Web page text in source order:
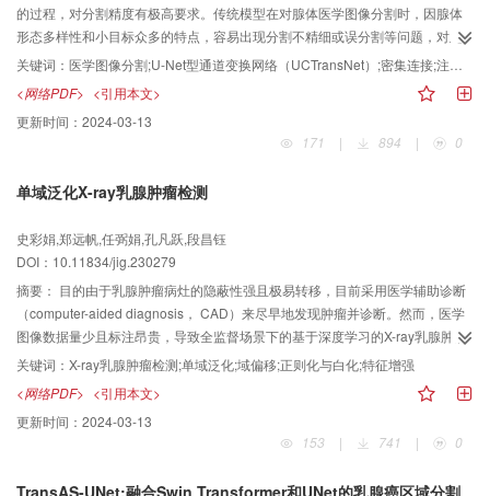
指数（Dice index，DI）均优于对比算法，且FSGNet在GlaS B数据集中效果最
明显，分别提升了1.61%和2.26%，WSGNet在CRAG数据集中较先进算法提升
效果最明显，分别提升了2.63%和2.54%。结论本文所提框架的两种模式均优于
的过程，对分割精度有极高要求。传统模型在对腺体医学图像分割时，因腺体
形态多样性和小目标众多的特点，容易出现分割不精细或误分割等问题，对此
根据腺体医学图像的特点对U-Net型通道变换网络分割模型进行改进，实现对腺
体图像更高精度分割。方法首先在U-Net型通道变换网络的编码器前端加入
ASPP_SE（spatial pyramid pooling_squeeze-and-excitation networks）模块
与ConvBatchNorm模块的组合，在增强编码器提取小目标特征信息能力的同
时，防止模型训练出现过拟合现象。其次在编码器与跳跃连接中嵌入简化后的
（channel cross fusion with Transformer，CCT）中加入细化器，将自注意力
合。简化后的密集连接与CCT结合使用，模型可以达到更好效果。结果改进算
法在公开腺体数据集MoNuSeg（multi-organ nuclei segmentation
challenge）和Glas（gland segmentation）上进行实验。以Dice系数和
IoU（intersection over union）系数为主要指标，在MoNuSeg的结果为
80.55%和67.32%，在Glas数据集的结果为92.23%和86.39%，比原U-Net型通
道变换网络分别提升了0.88%、1.06%和1.53%、2.43%。结论本文提出的改进
要求。
关键词： 医学图像分割;U-Net型通道变换网络（UCTransNet）;密集连接;注意力机制;细化器
<网络PDF> <引用本文>
更新时间： 2024-03-13
171
| 894 | 0
单域泛化X-ray乳腺肿瘤检测
史彩娟,郑远帆,任弼娟,孔凡跃,段昌钰
DOI：10.11834/jig.230279
摘要： 目的由于乳腺肿瘤病灶的隐蔽性强且极易转移，目前采用医学辅助诊断
（computer-aided diagnosis， CAD）来尽早地发现肿瘤并诊断。然而，医学
图像数据量少且标注昂贵，导致全监督场景下的基于深度学习的X-ray乳腺肿瘤
检测方法的性能非常有限，且模型泛化能力弱；此外，噪声产生的域偏移
（domain shift）也降低了不同环境下肿瘤检测的性能。针对上述挑战，提出一
种单域泛化X-ray乳腺肿瘤检测方法。方法提出了一种单域泛化模型（single-
domain generalization model， SDGM）进行X-ray乳腺肿瘤检测，采用
ResNet-50（residual network-50）作为主干特征提取网络，设计了域特征增
关键词： X-ray乳腺肿瘤检测;单域泛化;域偏移;正则化与白化;特征增强
<网络PDF> <引用本文>
更新时间： 2024-03-13
153
| 741 | 0
TransAS-UNet:融合Swin Transformer和UNet的乳腺癌区域分割